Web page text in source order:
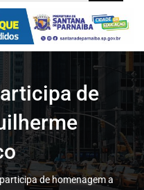
de
de homenagem a